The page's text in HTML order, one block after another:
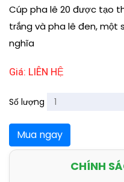
Cúp pha lê 20 được tạo
trắng và pha lê đen, một
nghĩa
Giá: LIÊN HỆ
Số lượng
Mua ngay
CHÍNH